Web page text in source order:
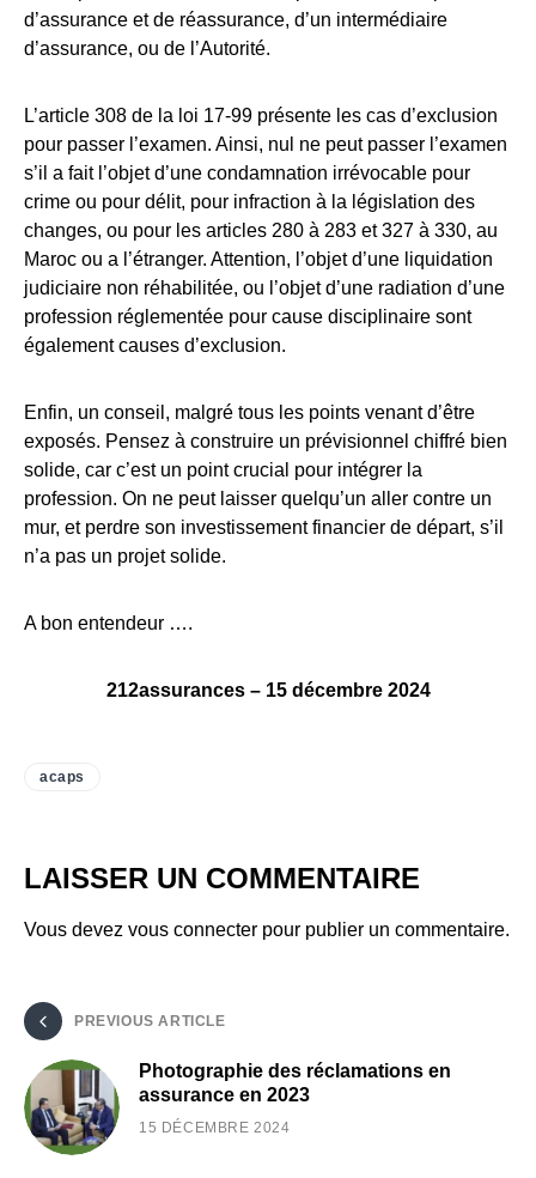
d’assurance et de réassurance, d’un intermédiaire
d’assurance, ou de l’Autorité.
L’article 308 de la loi 17-99 présente les cas d’exclusion
pour passer l’examen. Ainsi, nul ne peut passer l’examen
s’il a fait l’objet d’une condamnation irrévocable pour
crime ou pour délit, pour infraction à la législation des
changes, ou pour les articles 280 à 283 et 327 à 330, au
Maroc ou a l’étranger. Attention, l’objet d’une liquidation
judiciaire non réhabilitée, ou l’objet d’une radiation d’une
profession réglementée pour cause disciplinaire sont
également causes d’exclusion.
Enfin, un conseil, malgré tous les points venant d’être
exposés. Pensez à construire un prévisionnel chiffré bien
solide, car c’est un point crucial pour intégrer la
profession. On ne peut laisser quelqu’un aller contre un
mur, et perdre son investissement financier de départ, s’il
n’a pas un projet solide.
A bon entendeur ….
212assurances – 15 décembre 2024
acaps
LAISSER UN COMMENTAIRE
Vous devez vous connecter pour publier un commentaire.
PREVIOUS ARTICLE
Photographie des réclamations en
assurance en 2023
15 DÉCEMBRE 2024